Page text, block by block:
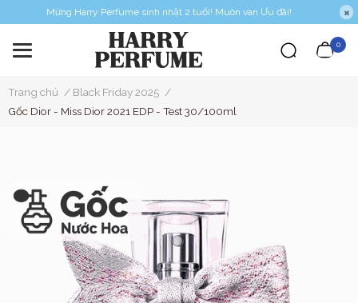
Mừng Harry Perfume sinh nhật 2 tuổi! Muôn vàn Ưu đãi!
0
Trang chủ / Black Friday 2025 /
Gốc Dior - Miss Dior 2021 EDP - Test 30/100ml